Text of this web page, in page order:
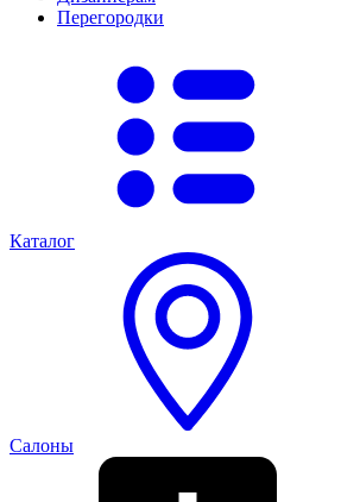
Перегородки
Каталог
Салоны